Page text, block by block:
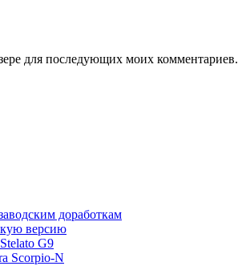
для последующих моих комментариев.
доработкам
версию
G9
Scorpio-N